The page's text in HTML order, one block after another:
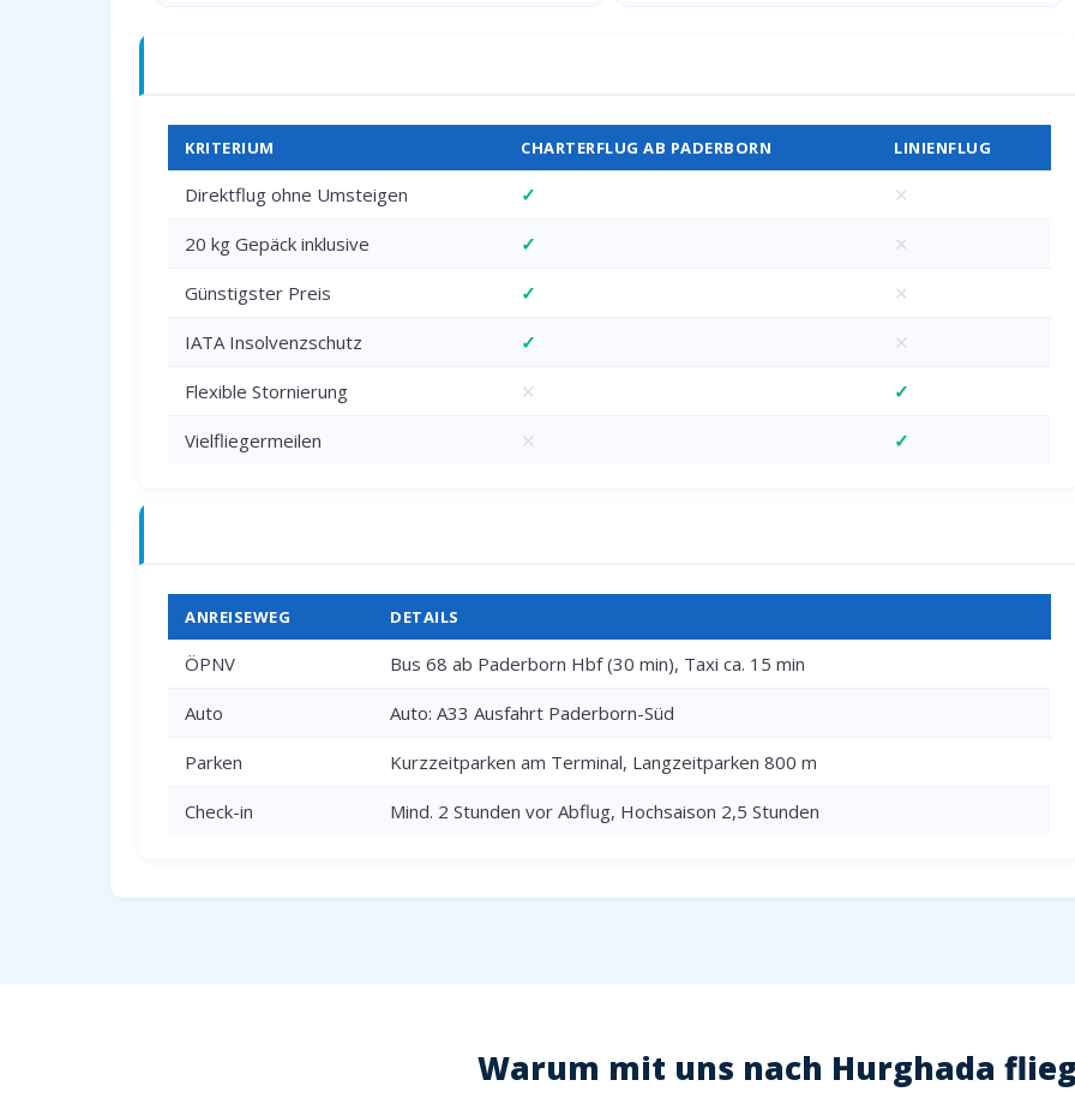
KRITERIUM CHARTERFLUG AB PADERBORN LINIENFLUG
Direktflug ohne Umsteigen ✓ ✕
20 kg Gepäck inklusive ✓ ✕
Günstigster Preis ✓ ✕
IATA Insolvenzschutz ✓ ✕
Flexible Stornierung ✕ ✓
Vielfliegermeilen ✕ ✓
ANREISEWEG DETAILS
ÖPNV Bus 68 ab Paderborn Hbf (30 min), Taxi ca. 15 min
Auto Auto: A33 Ausfahrt Paderborn-Süd
Parken Kurzzeitparken am Terminal, Langzeitparken 800 m
Check-in Mind. 2 Stunden vor Abflug, Hochsaison 2,5 Stunden
Warum mit uns nach Hurghada